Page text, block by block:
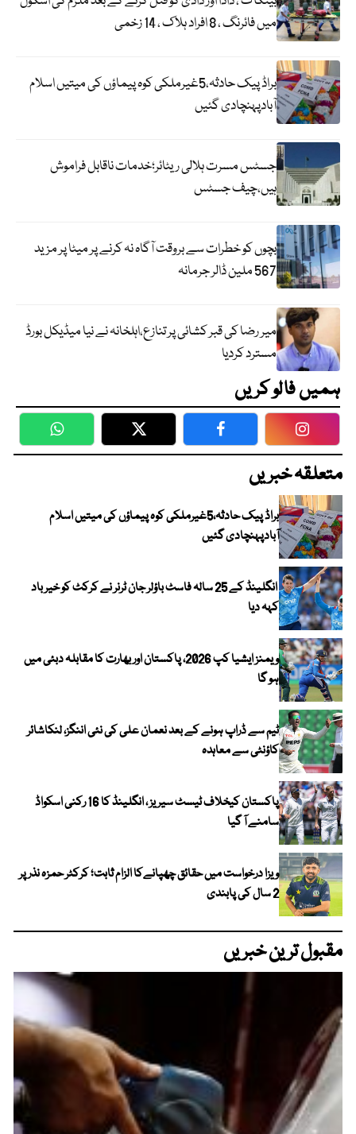
میں فائرنگ ، 8 افراد ہلاک ، 14 زخمی
براڈ پیک حادثہ،5غیرملکی کوہ پیماؤں کی میتیں اسلام
آبادپہنچادی گئیں
جسٹس مسرت ہلالی ریٹائر؛خدمات ناقابل فراموش
ہیں،چیف جسٹس
بچوں کو خطرات سے بروقت آگاہ نہ کرنے پر میٹا پر مزید
567 ملین ڈالر جرمانہ
میر رضا کی قبر کشائی پر تنازع،اہلخانہ نے نیا میڈیکل بورڈ
مسترد کردیا
ہمیں فالو کریں
WhatsApp Twitter Facebook
متعلقہ خبریں
براڈ پیک حادثہ،5غیرملکی کوہ پیماؤں کی میتیں اسلام
آبادپہنچادی گئیں
انگلینڈ کے 25 سالہ فاسٹ باؤلر جان ٹرنر نے کرکٹ کو خیر باد
کہہ دیا
ویمنز ایشیا کپ 2026، پاکستان اور بھارت کا مقابلہ دبئی میں
ہو گا
ٹیم سے ڈراپ ہونے کے بعد نعمان علی کی نئی اننگز، لنکاشائر
کاؤنٹی سے معاہدہ
پاکستان کیخلاف ٹیسٹ سیریز ، انگلینڈ کا 16 رکنی اسکواڈ
سامنے آ گیا
ویزا درخواست میں حقائق چھپانےکا الزام ثابت؛ کرکٹر حمزہ نذر پر
2 سال کی پابندی
مقبول ترین خبریں